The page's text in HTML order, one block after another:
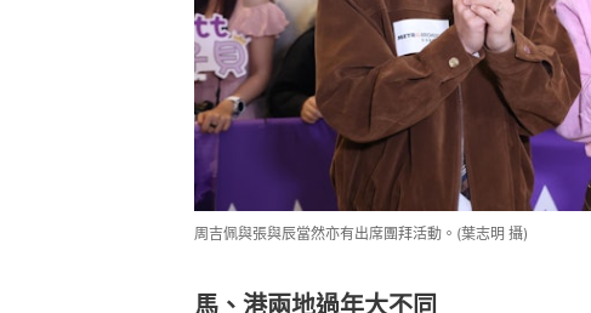
周吉佩與張與辰當然亦有出席團拜活動。(葉志明 攝)
馬、港兩地過年大不同